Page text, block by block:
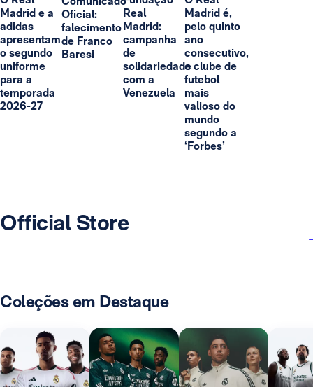
Madrid e a
adidas
apresentam
o segundo
uniforme
para a
temporada
2026-27
Oficial:
falecimento
de Franco
Baresi
Real
Madrid:
campanha
de
solidariedade
com a
Venezuela
Madrid é,
pelo quinto
ano
consecutivo,
o clube de
futebol
mais
valioso do
mundo
segundo a
‘Forbes’
Official Store
Coleções em Destaque